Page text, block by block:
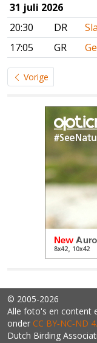
31 juli 2026
20:30
DR
17:05
GR
Vorige
© 2005-2026
Alle foto's en content
onder CC BY‑NC‑ND
Dutch Birding